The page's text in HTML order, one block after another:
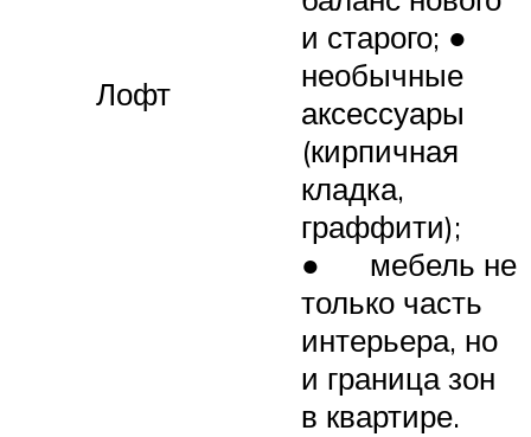
Лофт
и старого; ●
необычные
аксессуары
(кирпичная
кладка,
граффити);
● мебель не
только часть
интерьера, но
и граница зон
в квартире.